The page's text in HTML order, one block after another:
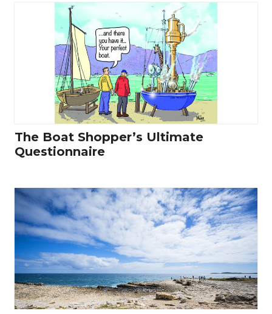
The Boat Shopper’s Ultimate
Questionnaire